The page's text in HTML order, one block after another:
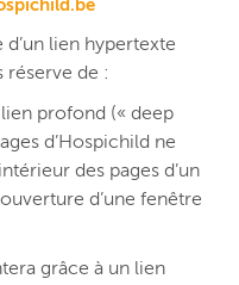
lien hypertexte
réserve de :
profond (« deep
d’Hospichild ne
des pages d’un
d’une fenêtre
grâce à un lien